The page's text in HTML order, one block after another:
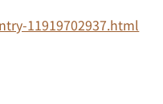
11919702937.html